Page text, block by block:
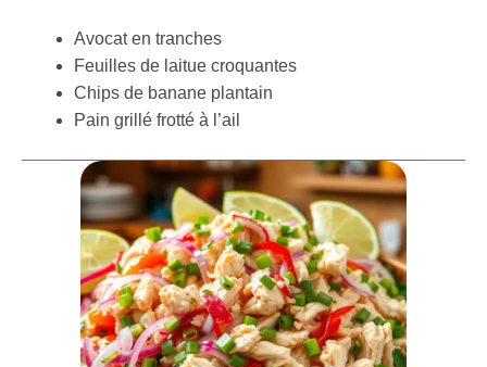
Avocat en tranches
Feuilles de laitue croquantes
Chips de banane plantain
Pain grillé frotté à l’ail